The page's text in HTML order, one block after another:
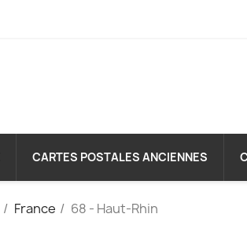
CARTES POSTALES ANCIENNES
France 68 - Haut-Rhin